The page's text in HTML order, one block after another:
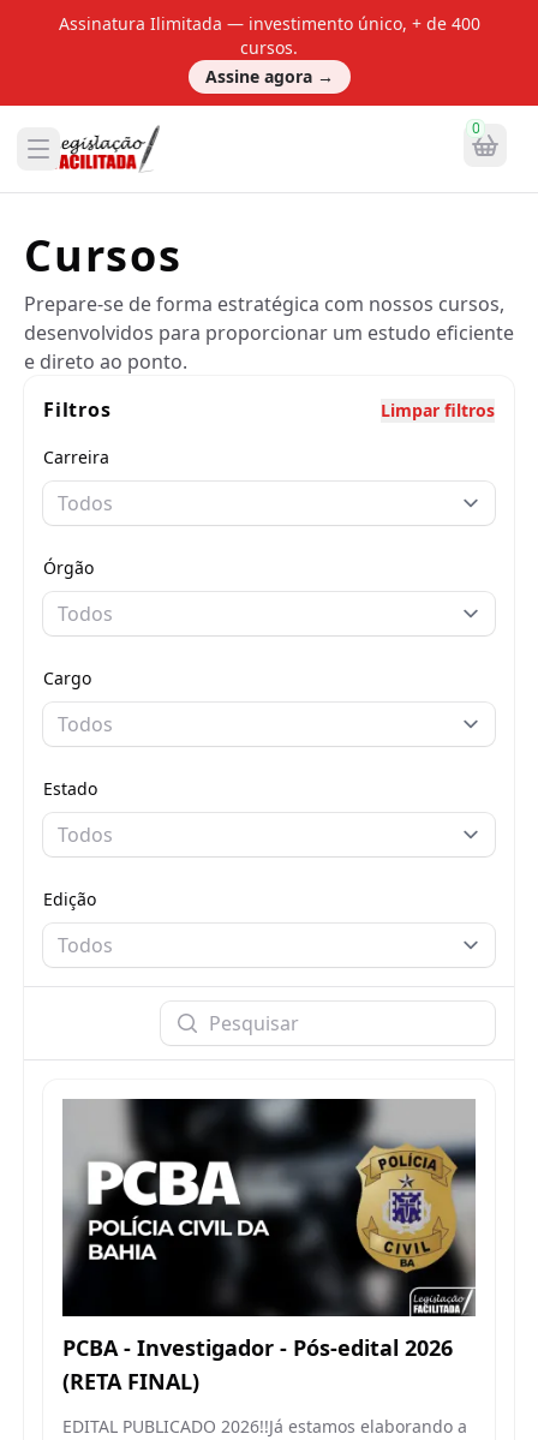
Assinatura Ilimitada — investimento único, + de 400
cursos.
Assine agora →
0
Cursos
Prepare-se de forma estratégica com nossos cursos,
desenvolvidos para proporcionar um estudo eficiente
e direto ao ponto.
Filtros
Limpar filtros
Carreira
Todos
Órgão
Todos
Cargo
Todos
Estado
Todos
Edição
Todos
Pesquisar
PCBA - Investigador - Pós-edital 2026
(RETA FINAL)
EDITAL PUBLICADO 2026!!Já estamos elaborando a